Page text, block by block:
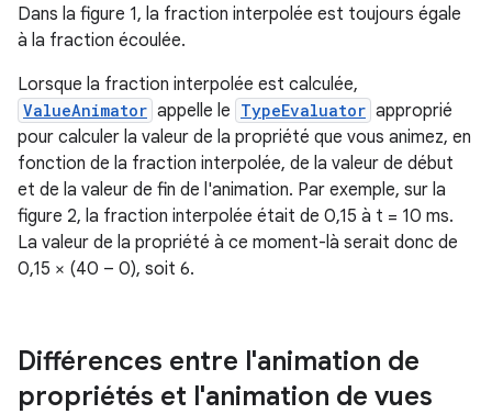
Dans la figure 1, la fraction interpolée est toujours égale
à la fraction écoulée.
Lorsque la fraction interpolée est calculée,
ValueAnimator appelle le TypeEvaluator approprié
pour calculer la valeur de la propriété que vous animez, en
fonction de la fraction interpolée, de la valeur de début
et de la valeur de fin de l'animation. Par exemple, sur la
figure 2, la fraction interpolée était de 0,15 à t = 10 ms.
La valeur de la propriété à ce moment-là serait donc de
0,15 × (40 – 0), soit 6.
Différences entre l'animation de
propriétés et l'animation de vues